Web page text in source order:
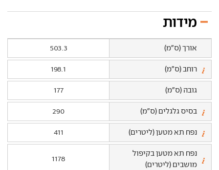
מידות
אורך (ס"מ) 503.3
רוחב (ס"מ) 198.1
גובה (ס"מ) 177
בסיס גלגלים (ס"מ) 290
נפח תא מטען (ליטרים) 411
נפח תא מטען בקיפול
מושבים (ליטרים)
1178